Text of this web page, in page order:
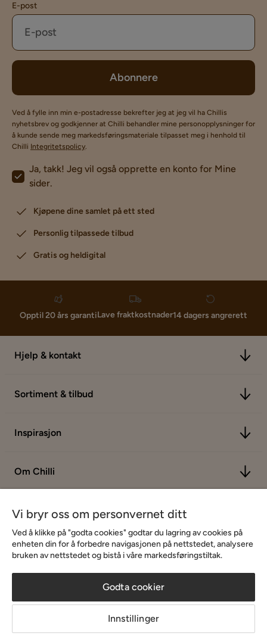
E-post
Abonnere
Ved å fylle inn min e-postadresse bekrefter jeg at jeg vil ha Chillis
nyhetsbrev og godkjenner at Chilli behandler mine personopplysninger for
å kunde sende meg markedsføringsmateriale tilpasset meg i henhold til
Chilli Integritetspolicy.
Ja, takk! Jeg vil også opprette en konto for Mine
sider.
Kjøpene dine samlet på ett sted
Personlig tilpassede tilbud
Gratis og heldigital
Opptil 20 års garantiLave fraktkostnader14 dagers angrerett
Hjelp & kontakt
Sortiment & tilbud
Inspirasjon
Om Chilli
Copyright © 2026 Home Furnishing Nordic AB
Vi bryr oss om personvernet ditt
Ved å klikke på "godta cookies" godtar du lagring av cookies på
enheten din for å forbedre navigasjonen på nettstedet, analysere
bruken av nettstedet og bistå i våre markedsføringstiltak.
Godta cookier
Innstillinger